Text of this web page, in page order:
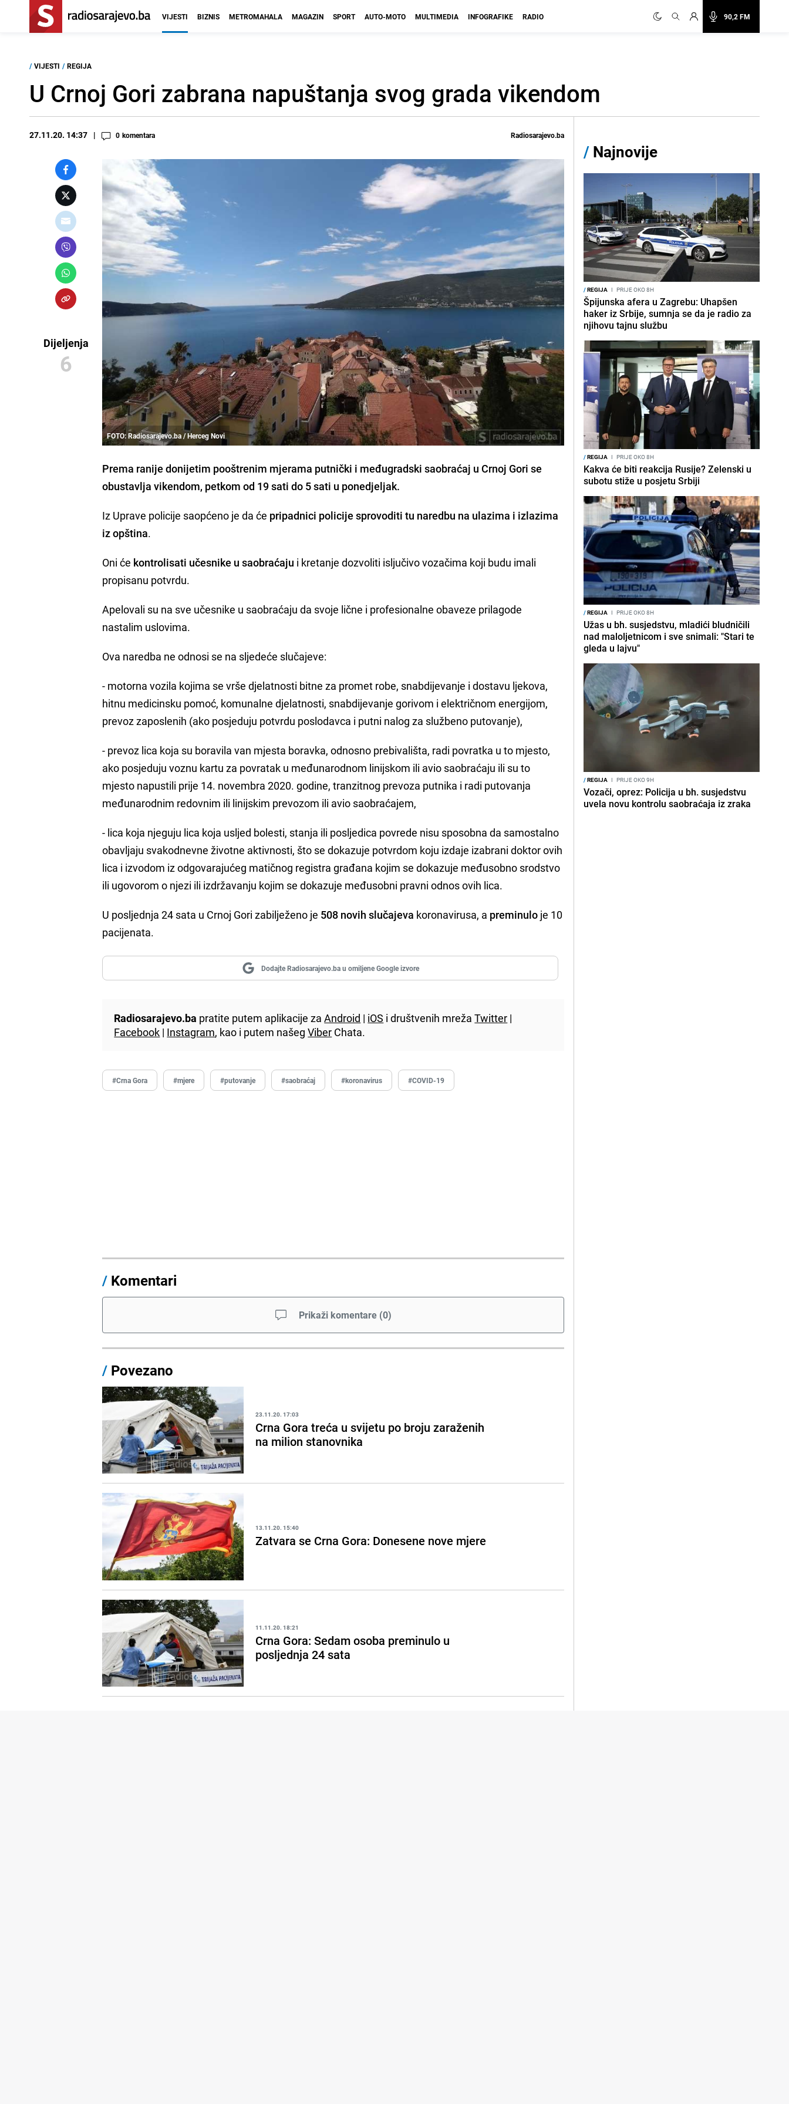
90,2 FM
VIJESTI BIZNIS METROMAHALA MAGAZIN SPORT AUTO-MOTO MULTIMEDIA INFOGRAFIKE RADIO
/ VIJESTI / REGIJA
U Crnoj Gori zabrana napuštanja svog grada vikendom
27.11.20. 14:37 0 komentara Radiosarajevo.ba
Dijeljenja
6
FOTO: Radiosarajevo.ba / Herceg Novi
Prema ranije donijetim pooštrenim mjerama putnički i međugradski saobraćaj uCrnoj Gori se
obustavlja vikendom, petkom od 19 sati do 5 sati u ponedjeljak.
Iz Uprave policije saopćeno je da će pripadnici policije sprovoditi tu naredbu na ulazima i izlazima
iz opština.
Oni će kontrolisati učesnike u saobraćaju i kretanje dozvoliti isljučivo vozačima koji budu imali
propisanu potvrdu.
Apelovali su na sve učesnike u saobraćaju da svoje lične i profesionalne obaveze prilagode
nastalim uslovima.
Ova naredba ne odnosi se na sljedeće slučajeve:
- motorna vozila kojima se vrše djelatnosti bitne za promet robe, snabdijevanje i dostavu ljekova,
hitnu medicinsku pomoć, komunalne djelatnosti, snabdijevanje gorivom i električnom energijom,
prevoz zaposlenih (ako posjeduju potvrdu poslodavca i putni nalog za službeno putovanje),
- prevoz lica koja su boravila van mjesta boravka, odnosno prebivališta, radi povratka u to mjesto,
ako posjeduju voznu kartu za povratak u međunarodnom linijskom ili avio saobraćaju ili su to
mjesto napustili prije 14. novembra 2020. godine, tranzitnog prevoza putnika i radi putovanja
međunarodnim redovnim ili linijskim prevozom ili avio saobraćajem,
- lica koja njeguju lica koja usljed bolesti, stanja ili posljedica povrede nisu sposobna da samostalno
obavljaju svakodnevne životne aktivnosti, što se dokazuje potvrdom koju izdaje izabrani doktor ovih
lica i izvodom iz odgovarajućeg matičnog registra građana kojim se dokazuje međusobno srodstvo
ili ugovorom o njezi ili izdržavanju kojim se dokazuje međusobni pravni odnos ovih lica.
U posljednja 24 sata u Crnoj Gori zabilježeno je 508 novih slučajeva koronavirusa, a preminulo je 10
pacijenata.
Dodajte Radiosarajevo.ba u omiljene Google izvore
Radiosarajevo.ba pratite putem aplikacije zaAndroid | iOS i društvenih mrežaTwitter |
Facebook | Instagram, kao i putem našegViber Chata.
#Crna Gora #mjere #putovanje #saobraćaj #koronavirus #COVID-19
/ Komentari
Prikaži komentare (0)
/ Povezano
23.11.20. 17:03
Crna Gora treća u svijetu po broju zaraženih
na milion stanovnika
13.11.20. 15:40
Zatvara se Crna Gora: Donesene nove mjere
11.11.20. 18:21
Crna Gora: Sedam osoba preminulo u
posljednja 24 sata
/ Najnovije
/REGIJA I PRIJE OKO 8H
Špijunska afera u Zagrebu: Uhapšen
haker iz Srbije, sumnja se da je radio za
njihovu tajnu službu
/REGIJA I PRIJE OKO 8H
Kakva će biti reakcija Rusije? Zelenski u
subotu stiže u posjetu Srbiji
/REGIJA I PRIJE OKO 8H
Užas u bh. susjedstvu, mladići bludničili
nad maloljetnicom i sve snimali: "Stari te
gleda u lajvu"
/REGIJA I PRIJE OKO 9H
Vozači, oprez: Policija u bh. susjedstvu
uvela novu kontrolu saobraćaja iz zraka